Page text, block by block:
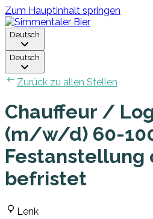
Zum Hauptinhalt springen
Deutsch
Deutsch
Zurück zu allen Stellen
Chauffeur /
(m/w/d) 60-
Festanstellung
befristet
Lenk